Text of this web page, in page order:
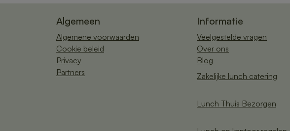
Algemeen
Algemene voorwaarden
Cookie beleid
Privacy
Partners
Informatie
Veelgestelde vragen
Over ons
Blog
Zakelijke lunch catering
Lunch Thuis Bezorgen